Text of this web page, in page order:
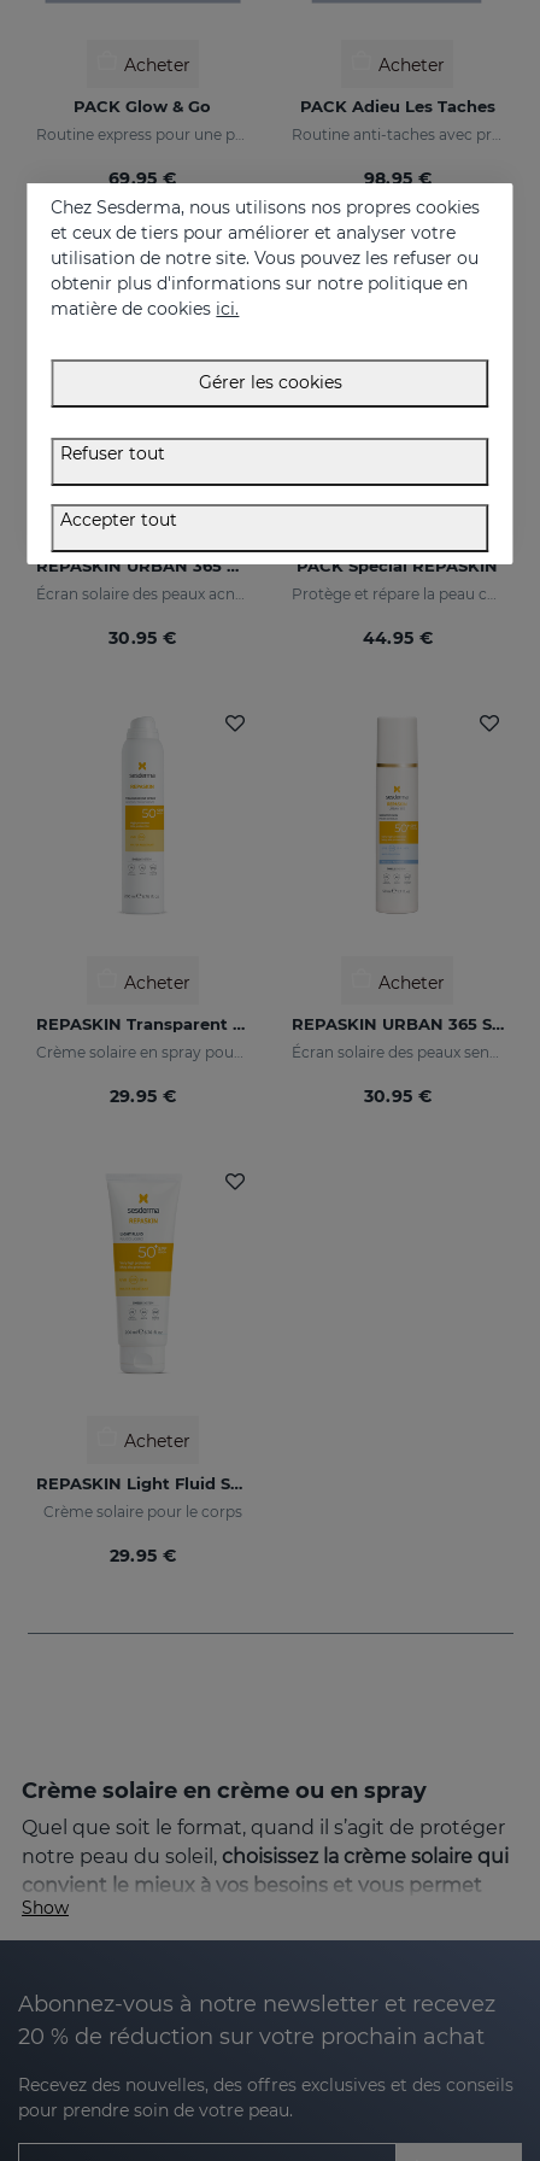
Acheter
PACK Glow & Go
Routine express pour une peau lumineuse et protégée
69.95 €
Acheter
PACK Adieu Les Taches
Routine anti-taches avec protection solaire
98.95 €
Acheter
REPASKIN URBAN 365 Oily Skin SPF50
30.95 €
NEUF
ONLINE EXCLUSIVE
PACK Spécial REPASKIN
44.95 €
Acheter
REPASKIN Transparent Spray SPF50
Crème solaire en spray pour le corps
29.95 €
Acheter
REPASKIN URBAN 365 Sensitive SPF50+
Écran solaire des peaux sensibles pour le visage
30.95 €
Acheter
REPASKIN Light Fluid SPF50+
Crème solaire pour le corps
29.95 €
Crème solaire en crème ou en spray
Quel que soit le format, quand il s’agit de protéger
notre peau du soleil, choisissez la crème solaire qui
convient le mieux à vos besoins et vous permet
une application efficace
ou en spray ont tous deux leurs avantages. Par
contrôle lorsque vous recouvrez toute votre peau
et la crème solaire en spray est pratique et rapide à
Produits solaires pour protéger la peau
Une exposition excessive au soleil peut entraîner
Show
Abonnez-vous à notre newsletter et recevez
20 % de réduction sur votre prochain achat
Recevez des nouvelles, des offres exclusives et des conseils
pour prendre soin de votre peau.
Chez Sesderma, nous utilisons nos propres cookies
et ceux de tiers pour améliorer et analyser votre
utilisation de notre site. Vous pouvez les refuser ou
obtenir plus d'informations sur notre politique en
matière de cookies ici.
Gérer les cookies
Refuser tout
Accepter tout